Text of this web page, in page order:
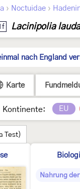
› Noctuidae ›
Lacinipolia
nach England
Karte
Kontinente: EU
Test)
Nahrung